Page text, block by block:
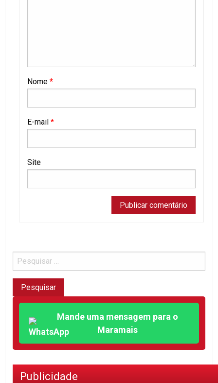
Nome *
E-mail *
Site
Mande uma mensagem para o
Maramais
Publicidade